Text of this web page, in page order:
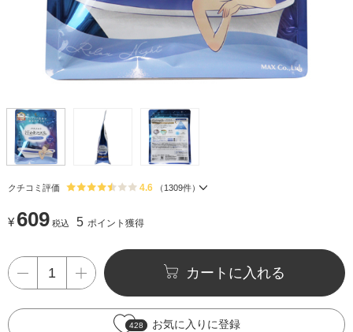
クチコミ評価 4.6 （ 1309件）
¥ 609 税込 5 ポイント獲得
カートに入れる
428 お気に入りに登録